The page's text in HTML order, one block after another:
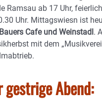
Ramsau ab 17 Uhr,
Uhr. Mittagswiesn ist
Bauers Cafe und Weinstadl .
mit dem
gestrige Abend: